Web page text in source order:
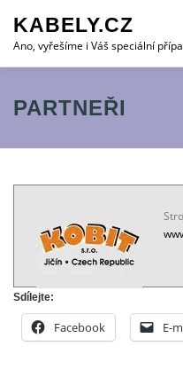
obsah
KABELY.CZ
Ano, vyřešíme i Váš speciální
ALARMSYSTÉMY
PARTNEŘI
Sdílejte:
Facebook E-